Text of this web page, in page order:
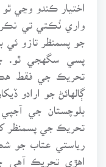
اختيار ڪندو وڃي ٿو
واري نُڪتي تي
جو پسمنظر تازو ئي
پسي سگهجي ٿو.
تحريڪ جي فقط هڪ
ڳالهائڻ جو ارادو
بلوچستان جي
تحريڪ جي پسمنظر
رياستي عتاب جو
اهڙي تحريڪ آهي